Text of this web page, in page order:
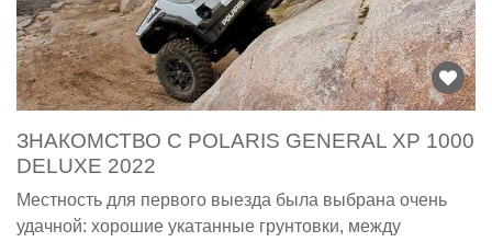
ЗНАКОМСТВО С POLARIS GENERAL XP 1000
DELUXE 2022
Местность для первого выезда была выбрана очень
удачной: хорошие укатанные грунтовки, между